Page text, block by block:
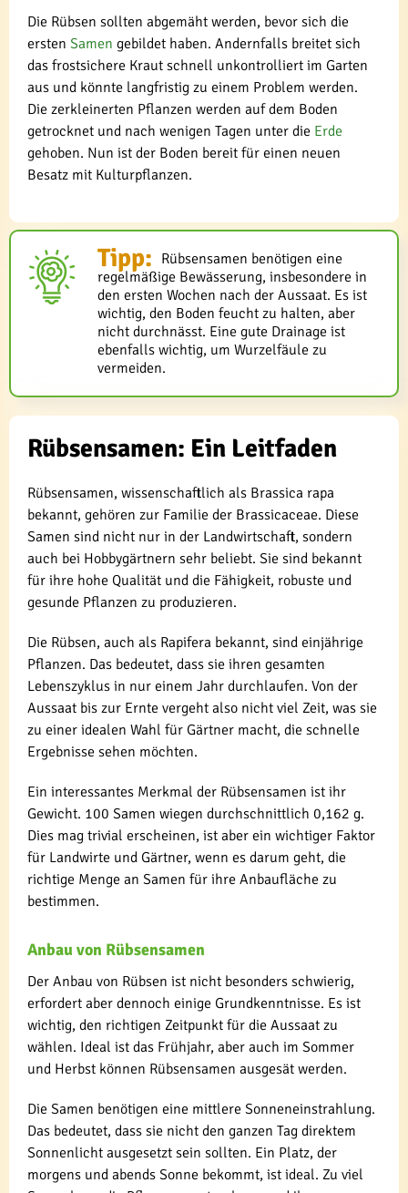
Die Rübsen sollten abgemäht werden, bevor sich die
ersten Samen gebildet haben. Andernfalls breitet sich
das frostsichere Kraut schnell unkontrolliert im Garten
aus und könnte langfristig zu einem Problem werden.
Die zerkleinerten Pflanzen werden auf dem Boden
getrocknet und nach wenigen Tagen unter die Erde
gehoben. Nun ist der Boden bereit für einen neuen
Besatz mit Kulturpflanzen.
Tipp: Rübsensamen benötigen eine
regelmäßige Bewässerung, insbesondere in
den ersten Wochen nach der Aussaat. Es ist
wichtig, den Boden feucht zu halten, aber
nicht durchnässt. Eine gute Drainage ist
ebenfalls wichtig, um Wurzelfäule zu
vermeiden.
Rübsensamen: Ein Leitfaden
Rübsensamen, wissenschaftlich als Brassica rapa
bekannt, gehören zur Familie der Brassicaceae. Diese
Samen sind nicht nur in der Landwirtschaft, sondern
auch bei Hobbygärtnern sehr beliebt. Sie sind bekannt
für ihre hohe Qualität und die Fähigkeit, robuste und
gesunde Pflanzen zu produzieren.
Die Rübsen, auch als Rapifera bekannt, sind einjährige
Pflanzen. Das bedeutet, dass sie ihren gesamten
Lebenszyklus in nur einem Jahr durchlaufen. Von der
Aussaat bis zur Ernte vergeht also nicht viel Zeit, was sie
zu einer idealen Wahl für Gärtner macht, die schnelle
Ergebnisse sehen möchten.
Ein interessantes Merkmal der Rübsensamen ist ihr
Gewicht. 100 Samen wiegen durchschnittlich 0,162 g.
Dies mag trivial erscheinen, ist aber ein wichtiger Faktor
für Landwirte und Gärtner, wenn es darum geht, die
richtige Menge an Samen für ihre Anbaufläche zu
bestimmen.
Anbau von Rübsensamen
Der Anbau von Rübsen ist nicht besonders schwierig,
erfordert aber dennoch einige Grundkenntnisse. Es ist
wichtig, den richtigen Zeitpunkt für die Aussaat zu
wählen. Ideal ist das Frühjahr, aber auch im Sommer
und Herbst können Rübsensamen ausgesät werden.
Die Samen benötigen eine mittlere Sonneneinstrahlung.
Das bedeutet, dass sie nicht den ganzen Tag direktem
Sonnenlicht ausgesetzt sein sollten. Ein Platz, der
morgens und abends Sonne bekommt, ist ideal. Zu viel